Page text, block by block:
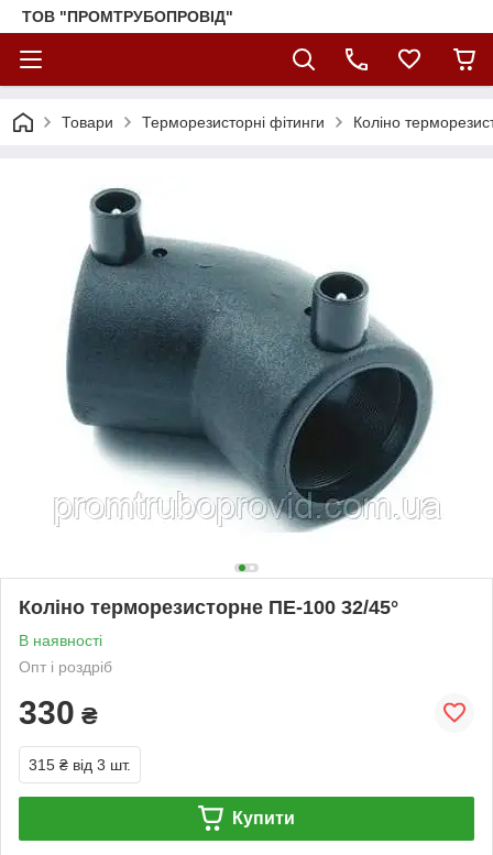
ТОВ "ПРОМТРУБОПРОВІД"
Товари Терморезисторні фітинги Коліно
Коліно терморезисторне ПЕ-100 32/45°
В наявності
Опт і роздріб
330 ₴
315 ₴ від 3 шт.
Купити